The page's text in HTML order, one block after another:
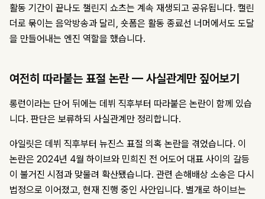
활동 기간이 끝나도 챌린지 쇼츠는 계속 재생되고 공유됩니다. 캘린
더로 묶이는 음악방송과 달리, 숏폼은 활동 종료선 너머에서도 도달
을 만들어내는 엔진 역할을 했습니다.
여전히 따라붙는 표절 논란 — 사실관계만 짚어보기
롱런이라는 단어 뒤에는 데뷔 직후부터 따라붙은 논란이 함께 있습
니다. 판단은 보류하되 사실관계만 정리합니다.
아일릿은 데뷔 직후부터 뉴진스 표절 의혹 논란을 겪었습니다. 이
논란은 2024년 4월 하이브와 민희진 전 어도어 대표 사이의 갈등
이 불거진 시점과 맞물려 확산됐습니다. 관련 손해배상 소송은 다시
법정으로 이어졌고, 현재 진행 중인 사안입니다. 별개로 하이브는